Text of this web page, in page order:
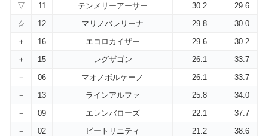
▽
11 テンメリーアーサー 30.2
29.6
☆
12 マリノバレリーナ 29.8
30.0
＋
16 エコロカイザー 29.6
30.2
＋
15 レグザゴン 26.1
33.7
－
06 マオノボルケーノ 26.1
33.7
－
13 ラインアルファ 25.8
34.0
－
09 エレンバローズ 22.1
37.7
－
02 ビートリニティ 21.2
38.6